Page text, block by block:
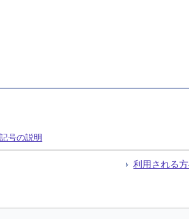
号の説明
利用される